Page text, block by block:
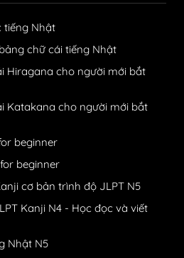
tiếng Nhật
chữ cái tiếng Nhật
Hiragana cho người mới bắt
Katakana cho người mới bắt
beginner
beginner
cơ bản trình độ JLPT N5
Kanji N4 - Học đọc và viết
Nhật N5